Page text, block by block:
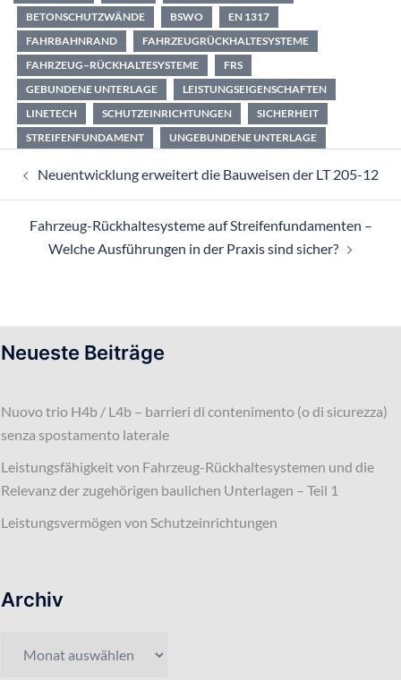
BETONSCHUTZWÄNDE
BSWO
EN 1317
FAHRBAHNRAND
FAHRZEUGRÜCKHALTESYSTEME
FAHRZEUG–RÜCKHALTESYSTEME
FRS
GEBUNDENE UNTERLAGE
LEISTUNGSEIGENSCHAFTEN
LINETECH
SCHUTZEINRICHTUNGEN
SICHERHEIT
STREIFENFUNDAMENT
UNGEBUNDENE UNTERLAGE
Neuentwicklung erweitert die Bauweisen der LT 205-12
Fahrzeug-Rückhaltesysteme auf Streifenfundamenten –
Welche Ausführungen in der Praxis sind sicher?
Neueste Beiträge
Nuovo trio H4b / L4b – barrieri di contenimento (o di sicurezza)
senza spostamento laterale
Leistungsfähigkeit von Fahrzeug-Rückhaltesystemen und die
Relevanz der zugehörigen baulichen Unterlagen – Teil 1
Leistungsvermögen von Schutzeinrichtungen
Archiv